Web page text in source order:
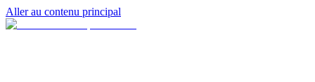
Aller au contenu principal